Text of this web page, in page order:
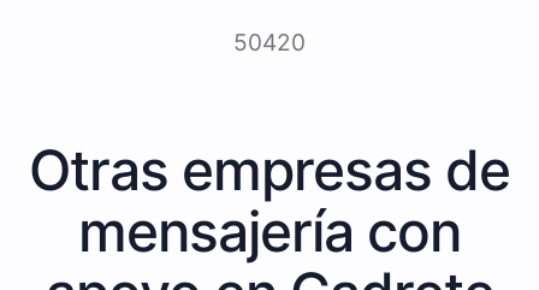
50420
Otras empresas de
mensajería con